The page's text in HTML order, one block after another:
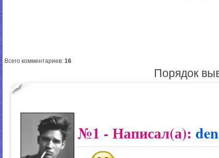
Всего комментариев: 16
Порядок
№1 - Написал(а): den